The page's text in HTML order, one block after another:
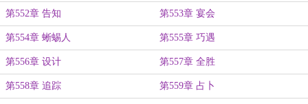
第552章 告知 第553章 宴会
第554章 蜥蜴人 第555章 巧遇
第556章 设计 第557章 全胜
第558章 追踪 第559章 占卜